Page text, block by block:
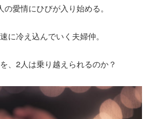
愛情にひびが入り始める。
に冷え込んでいく夫婦仲。
、2人は乗り越えられるのか？